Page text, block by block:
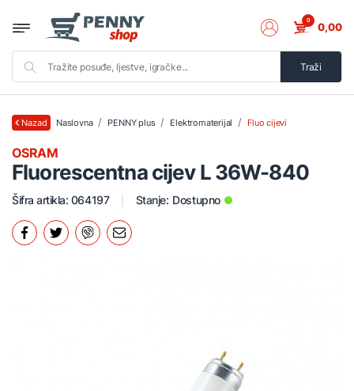
Traži
0 0,00
Nazad Naslovna PENNY plus Elektromaterijal Fluo cijevi
Fluorescentna cijev L 36W-840
OSRAM
Šifra artikla: 064197 Stanje: Dostupno